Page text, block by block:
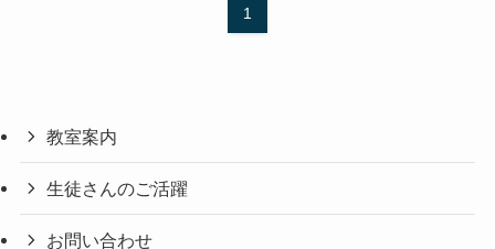
1
教室案内
生徒さんのご活躍
お問い合わせ